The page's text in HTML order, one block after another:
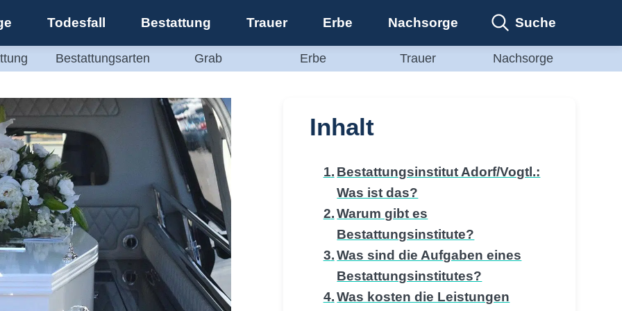
Todesfall Bestattung Trauer Erbe Nachsorge Suche
Bestattungsarten Grab Erbe Trauer Nachsorge
Inhalt
Bestattungsinstitut Adorf/Vogtl.:
Was ist das?
Warum gibt es
Bestattungsinstitute?
Was sind die Aufgaben eines
Bestattungsinstitutes?
Was kosten die Leistungen